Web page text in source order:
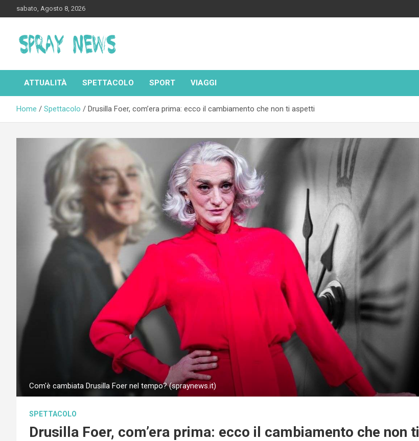
to
sabato, Agosto 8, 2026
Spraynews.it
ATTUALITÀ SPETTACOLO SPORT VIAGGI
Home Spettacolo Drusilla Foer, com’era prima: ecco il cambiamento che non ti aspetti
Com'è cambiata Drusilla Foer nel tempo? (spraynews.it)
SPETTACOLO
Drusilla Foer, com’era prima: ecco il cambiamento che non ti